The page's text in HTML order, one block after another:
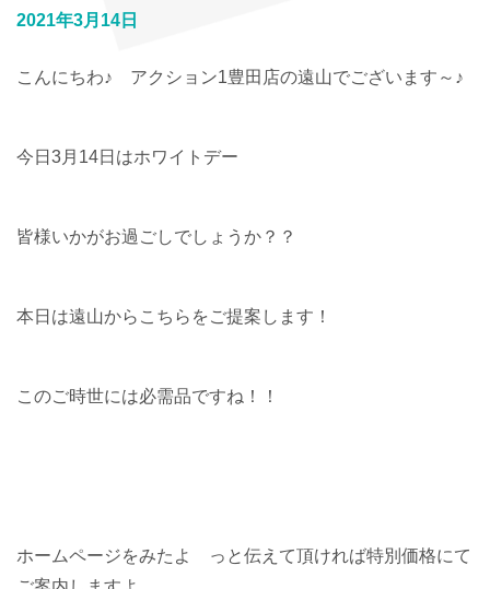
2021年3月14日
こんにちわ♪ アクション1豊田店の遠山でございます～♪
今日3月14日はホワイトデー
皆様いかがお過ごしでしょうか？？
本日は遠山からこちらをご提案します！
このご時世には必需品ですね！！
ホームページをみたよ っと伝えて頂ければ特別価格にて